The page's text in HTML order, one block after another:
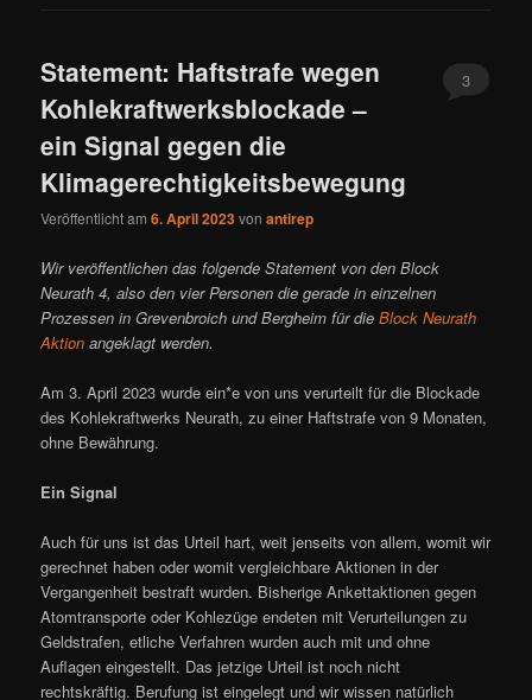
Statement: Haftstrafe wegen
Kohlekraftwerksblockade –
ein Signal gegen die
Klimagerechtigkeitsbewegung
Veröffentlicht am6. April 2023vonantirep
3
Wir veröffentlichen das folgende Statement von den Block
Neurath 4, also den vier Personen die gerade in einzelnen
Prozessen in Grevenbroich und Bergheim für dieBlock Neurath
Aktion angeklagt werden.
Am 3. April 2023 wurde ein*e von uns verurteilt für die Blockade
des Kohlekraftwerks Neurath, zu einer Haftstrafe von 9 Monaten,
ohne Bewährung.
Ein Signal
Auch für uns ist das Urteil hart, weit jenseits von allem, womit wir
gerechnet haben oder womit vergleichbare Aktionen in der
Vergangenheit bestraft wurden. Bisherige Ankettaktionen gegen
Atomtransporte oder Kohlezüge endeten mit Verurteilungen zu
Geldstrafen, etliche Verfahren wurden auch mit und ohne
Auflagen eingestellt. Das jetzige Urteil ist noch nicht
rechtskräftig. Berufung ist eingelegt und wir wissen natürlich